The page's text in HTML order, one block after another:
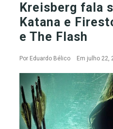
Kreisberg fala
Katana e
e The Flash
Por Eduardo Bélico Em julho 22,